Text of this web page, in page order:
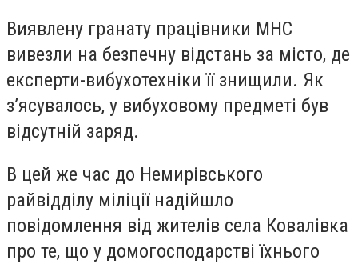
Виявлену гранату працівники МНС
вивезли на безпечну відстань за місто, де
експерти-вибухотехніки її знищили. Як
з’ясувалось, у вибуховому предметі був
відсутній заряд.
В цей же час до Немирівського
райвідділу міліції надійшло
повідомлення від жителів села Ковалівка
про те, що у домогосподарстві їхнього